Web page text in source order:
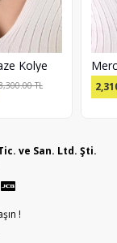
Kolye
TL
ve San. Ltd. Şti.
!